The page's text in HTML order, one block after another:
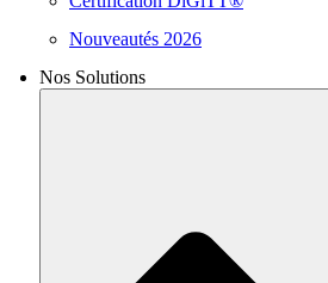
Nouveautés 2026
Nos Solutions